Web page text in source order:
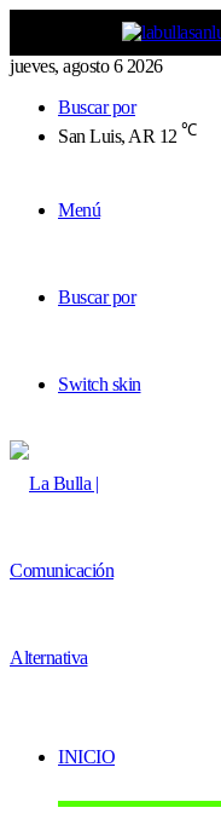
jueves, agosto 6 2026
Buscar por
San Luis, AR 12 ℃
Menú
Buscar por
Switch skin
INICIO